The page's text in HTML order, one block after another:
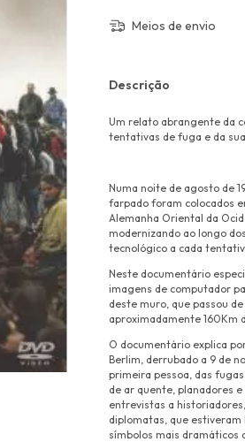
Meios de envio
Descrição
Um relato abrangente da
tentativas de fuga e da
Numa noite de agosto de
farpado foram colocados
Alemanha Oriental da
modernizando ao longo
tecnológico a cada
Neste documentário
imagens de computador
deste muro, que passou
aproximadamente 160Km
O documentário explica
Berlim, derrubado a 9 de
primeira pessoa, das
de ar quente, planadores
entrevistas a
diplomatas, que estiveram
símbolos mais dramáticos